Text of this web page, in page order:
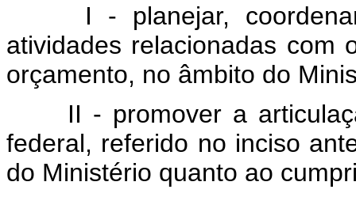
I - planejar,
atividades relacionadas com
orçamento, no âmbito do
II - promover a
federal, referido no inciso
do Ministério quanto ao